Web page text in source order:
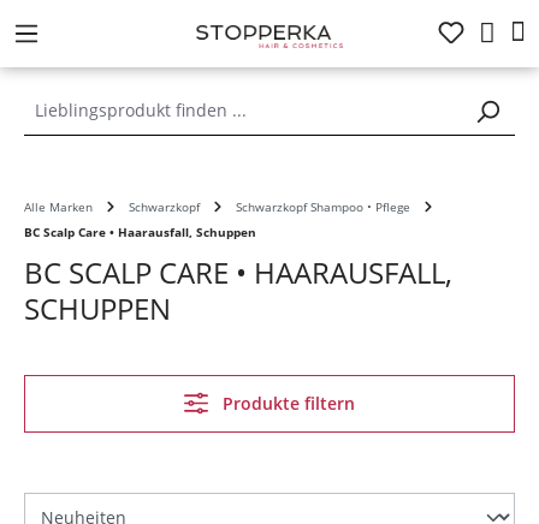
springen
Alle Marken Schwarzkopf
Schwarzkopf Shampoo • Pflege
BC Scalp Care • Haarausfall, Schuppen
BC SCALP CARE • HAARAUSFALL,
SCHUPPEN
Produkte filtern